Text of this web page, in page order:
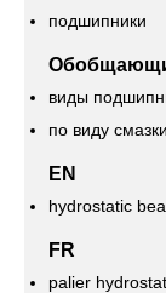
подшипники
виды
по виду смазки
EN
hydrostatic
FR
palier